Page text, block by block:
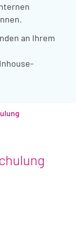
an Ihrem